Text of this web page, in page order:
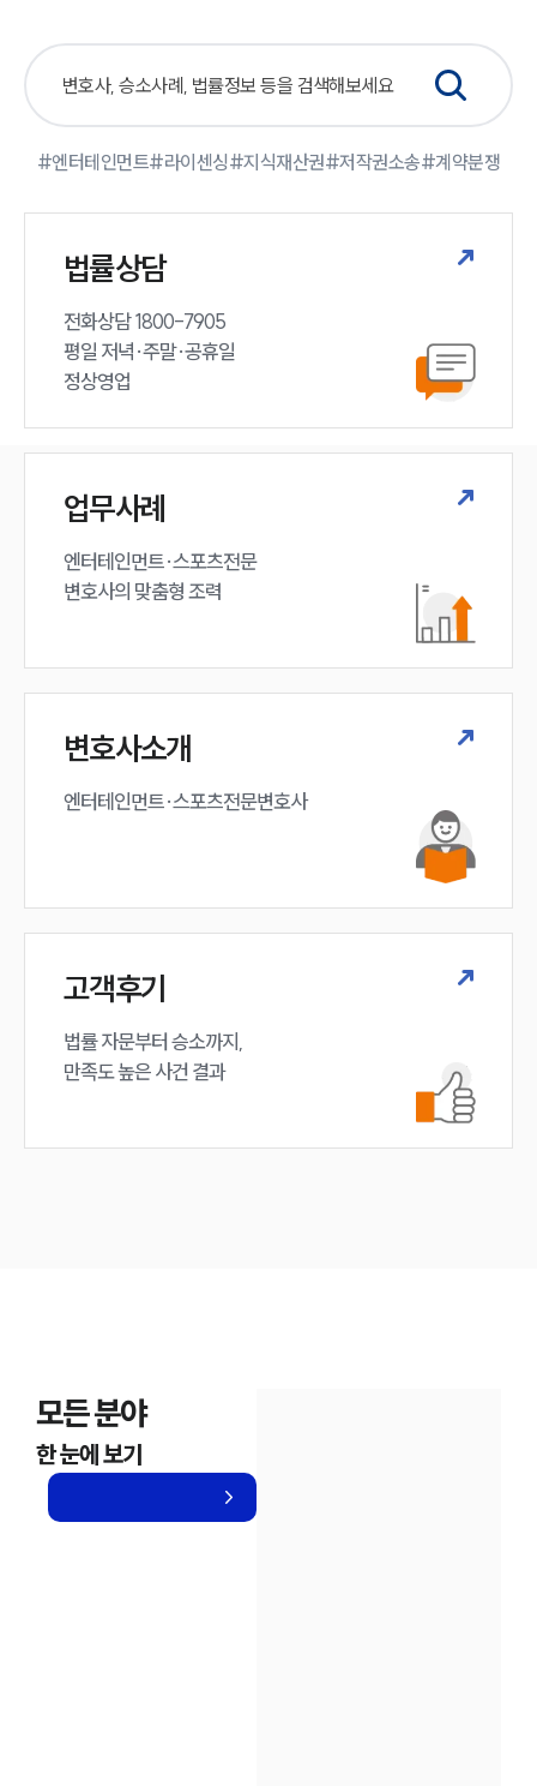
#엔터테인먼트#라이센싱#지식재산권#저작권소송#계약분쟁
법률상담
전화상담 1800-7905
평일 저녁·주말·공휴일
정상영업
업무사례
엔터테인먼트·스포츠전문
변호사의 맞춤형 조력
변호사소개
엔터테인먼트·스포츠전문변호사
고객후기
법률 자문부터 승소까지,
만족도 높은 사건 결과
모든 분야
한 눈에 보기